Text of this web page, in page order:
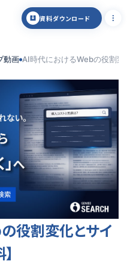
資料ダウンロード
動画 AI時代におけるWebの役割変
役割変化とサイ